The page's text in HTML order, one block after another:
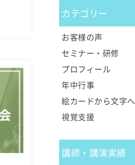
カテゴリー
お客様の声
セミナー・研修
プロフィール
年中行事
絵カードから文字へ
視覚支援
講師・講演実績